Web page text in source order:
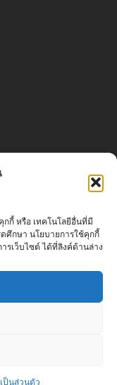
กกี้ หรือ เทคโนโลยีอื่นที่มี
ศึกษา นโยบายการใช้คุกกี้
รเว็บไซต์ ได้ที่ลิงค์ด้านล่าง
ป็นส่วนตัว
Reserved.